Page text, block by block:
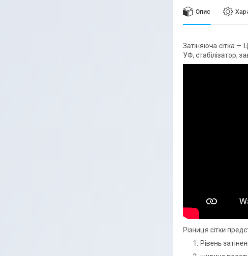
Опис
Затіняюча сітка —
УФ, стабілізатор,
Різниця сітки
Рівень